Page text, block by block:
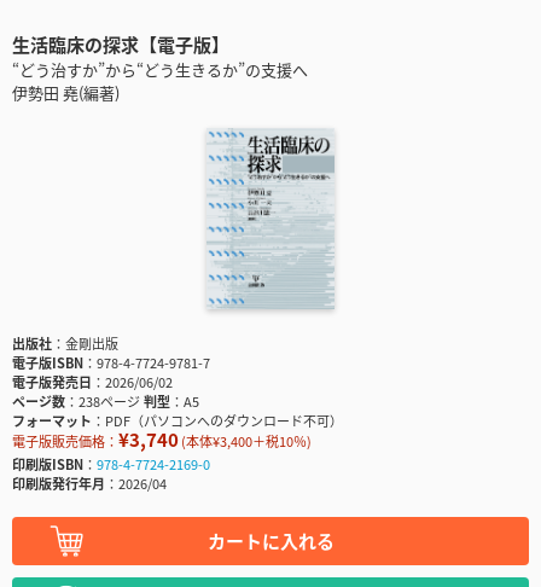
生活臨床の探求【電子版】
“どう治すか”から“どう生きるか”の支援へ
伊勢田 堯(編著)
出版社
金剛出版
電子版ISBN
978-4-7724-9781-7
電子版発売日
2026/06/02
ページ数
238ページ判型
A5
フォーマット
PDF（パソコンへのダウンロード不可）
電子版販売価格： ¥3,740(本体¥3,400＋税10％)
印刷版ISBN
978-4-7724-2169-0
印刷版発行年月
2026/04
カートに入れる